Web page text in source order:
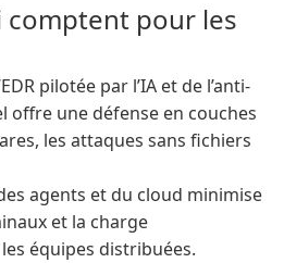
pour les
pilotée par l’IA et de l’anti-
offre une défense en couches
les attaques sans fichiers
agents et du cloud minimise
et la charge
équipes distribuées.